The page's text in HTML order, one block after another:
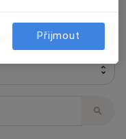
Přijmout